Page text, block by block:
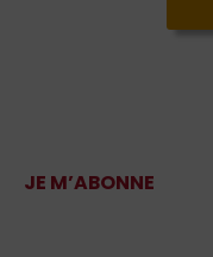
JE M’ABONNE